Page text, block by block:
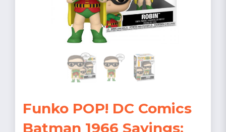
Funko POP! DC Comics
Batman 1966 Sayings: